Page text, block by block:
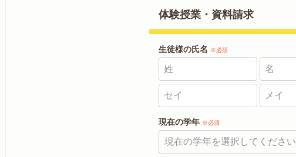
体験授業・資料請求
生徒様の氏名 ※必須
現在の学年 ※必須